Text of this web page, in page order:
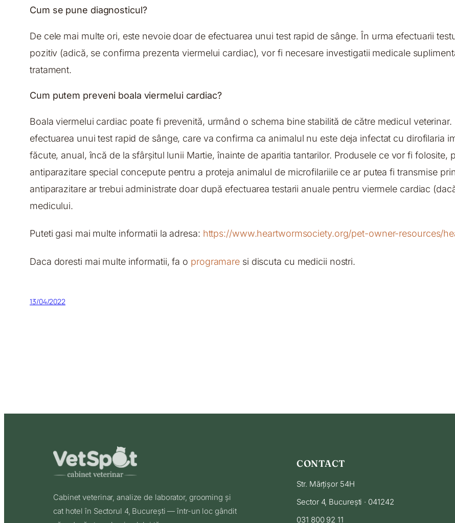
Cum se pune diagnosticul?
De cele mai multe ori, este nevoie doar de efectuarea unui test rapid de sânge. În urma efectuarii
pozitiv (adică, se confirma prezenta viermelui cardiac), vor fi necesare investigatii medicale
tratament.
Cum putem preveni boala viermelui cardiac?
Boala viermelui cardiac poate fi prevenită, urmând o schema bine stabilită de către medicul
efectuarea unui test rapid de sânge, care va confirma ca animalul nu este deja infectat cu dirofilaria
făcute, anual, încă de la sfârșitul lunii Martie, înainte de aparitia tantarilor. Produsele ce vor fi
antiparazitare special concepute pentru a proteja animalul de microfilariile ce ar putea fi transmise
antiparazitare ar trebui administrate doar după efectuarea testarii anuale pentru viermele cardiac
medicului.
Puteti gasi mai multe informatii la adresa: https://www.heartwormsociety.org/pet-owner-resources/
Daca doresti mai multe informatii, fa o programare si discuta cu medicii nostri.
13/04/2022
Cabinet veterinar, analize de laborator, grooming și
cat hotel în Sectorul 4, București — într-un loc gândit
CONTACT
Str. Mărțișor 54H
Sector 4, București · 041242
031 800 92 11